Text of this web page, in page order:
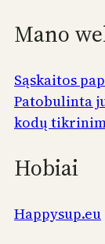
Mano
Sąskaitos
Patobulinta
kodų
Hobiai
Happysup.eu